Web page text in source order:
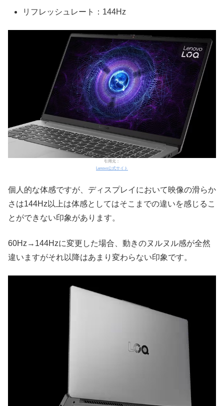
リフレッシュレート：144Hz
引用元：
Lenovo公式サイト
個人的な体感ですが、ディスプレイにおいて映像の滑らか
さは144Hz以上は体感としてはそこまでの違いを感じるこ
とができない印象があります。
60Hz→144Hzに変更した場合、動きのヌルヌル感が全然
違いますがそれ以降はあまり変わらない印象です。